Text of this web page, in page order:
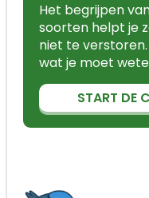
Het begrijpen
soorten helpt je
niet te
wat je moet
START DE